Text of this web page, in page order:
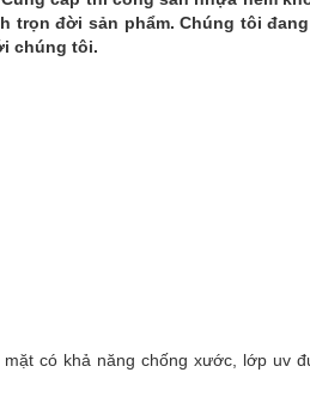
trọn đời sản phẩm. Chúng tôi
chúng tôi.
có khả năng chống xước, lớp uv